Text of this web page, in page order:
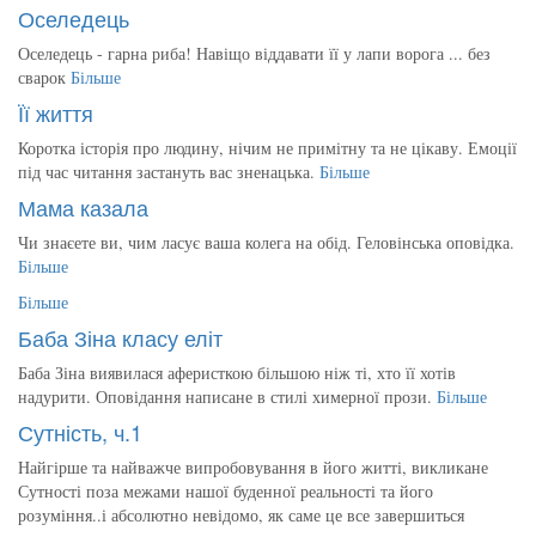
Оселедець
Оселедець - гарна риба! Навіщо віддавати її у лапи ворога ... без
сварок Більше
Її життя
Коротка історія про людину, нічим не примітну та не цікаву. Емоції
під час читання застануть вас зненацька. Більше
Мама казала
Чи знаєете ви, чим ласує ваша колега на обід. Геловінська оповідка.
Більше
Більше
Баба Зіна класу еліт
Баба Зіна виявилася аферисткою більшою ніж ті, хто її хотів
надурити. Оповідання написане в стилі химерної прози. Більше
Сутність, ч.1
Найгірше та найважче випробовування в його житті, викликане
Сутності поза межами нашої буденної реальності та його
розуміння..і абсолютно невідомо, як саме це все завершиться